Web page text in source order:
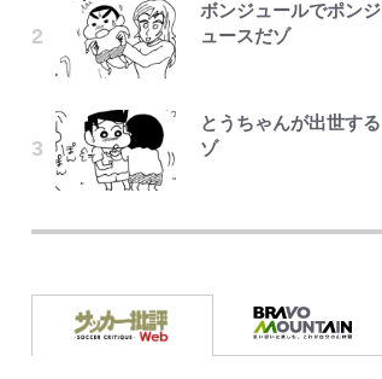
ボンジュールでポンジ
ュースだゾ
とうちゃんが出世する
ゾ
記憶に残る「恐怖キャ
のに「見た目からして
ヤバイ…」